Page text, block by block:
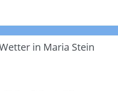
in Maria Stein